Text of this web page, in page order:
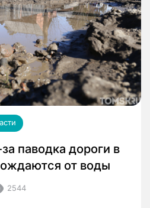
паводка дороги в
от воды
2544